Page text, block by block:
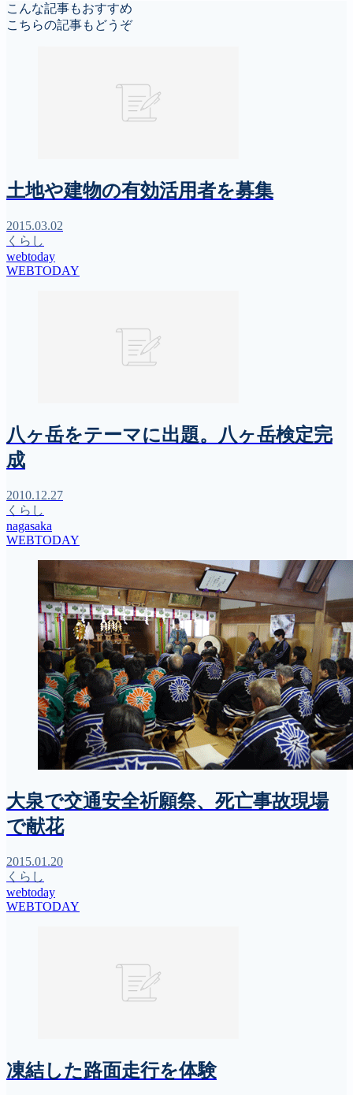
こんな記事もおすすめ
こちらの記事もどうぞ
土地や建物の有効活用者を募集
2015.03.02
くらし
webtoday
WEBTODAY
八ヶ岳をテーマに出題。八ヶ岳検定完
成
2010.12.27
くらし
nagasaka
WEBTODAY
大泉で交通安全祈願祭、死亡事故現場
で献花
2015.01.20
くらし
webtoday
WEBTODAY
凍結した路面走行を体験